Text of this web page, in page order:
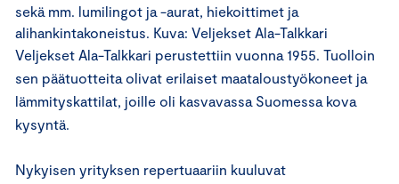
sekä mm. lumilingot ja -aurat, hiekoittimet ja
alihankintakoneistus. Kuva: Veljekset Ala-Talkkari
Veljekset Ala-Talkkari perustettiin vuonna 1955. Tuolloin
sen päätuotteita olivat erilaiset maataloustyökoneet ja
lämmityskattilat, joille oli kasvavassa Suomessa kova
kysyntä.
Nykyisen yrityksen repertuaariin kuuluvat